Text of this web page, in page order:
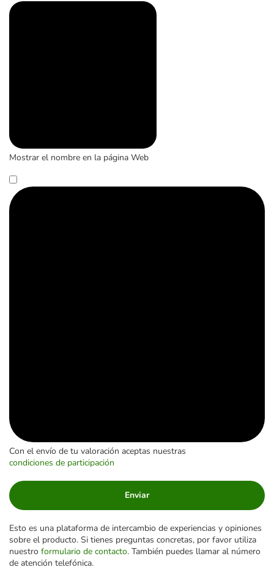
Mostrar el nombre en la página Web
Con el envío de tu valoración aceptas nuestras
condiciones de participación
Enviar
Esto es una plataforma de intercambio de experiencias y opiniones
sobre el producto. Si tienes preguntas concretas, por favor utiliza
nuestro formulario de contacto. También puedes llamar al número
de atención telefónica.